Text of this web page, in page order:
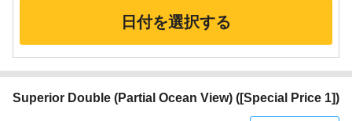
日付を選択する
Superior Double (Partial Ocean View) ([Special Price 1])